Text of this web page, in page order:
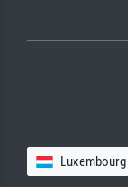
Luxembourg